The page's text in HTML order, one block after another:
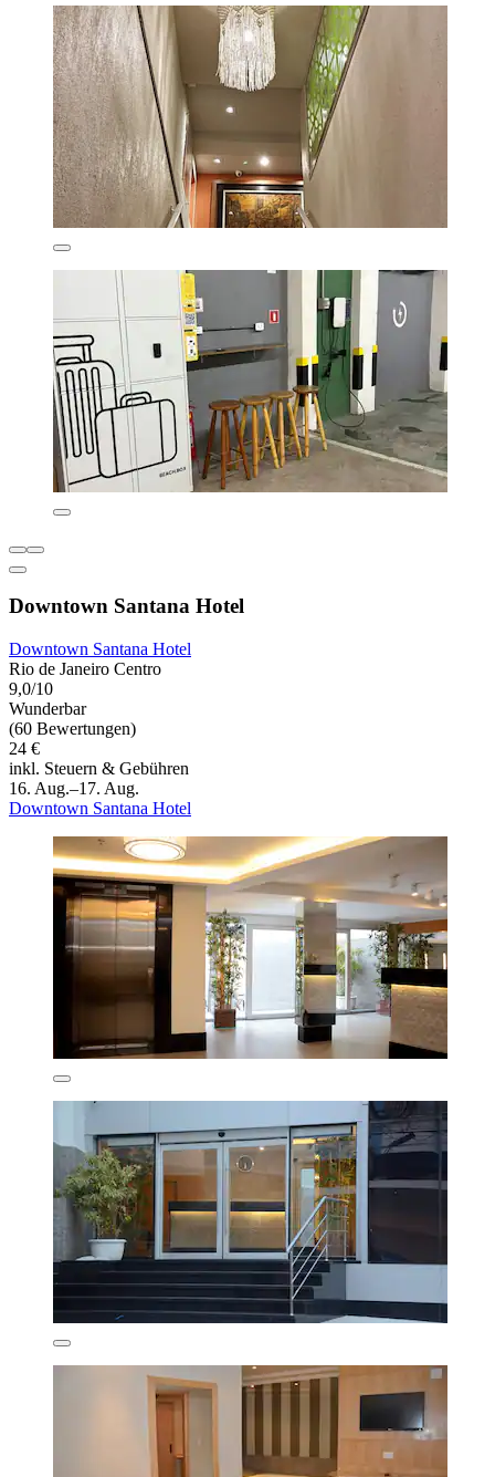
Downtown Santana Hotel
Downtown Santana Hotel
Rio de Janeiro Centro
9,0/10
Wunderbar
(60 Bewertungen)
24 €
inkl. Steuern & Gebühren
16. Aug.–17. Aug.
Downtown Santana Hotel